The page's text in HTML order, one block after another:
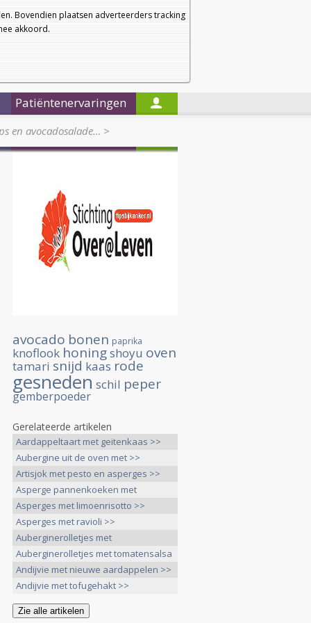
Bovendien plaatsen adverteerders tracking
akkoord.
a
a
Nieuwsbrief
Startpagina
Patiëntenervaringen
en avocadosalade… >
avocado bonen paprika
knoflook honingshoyu oven
tamari snijd kaas rode
gesneden schil peper
gemberpoeder
Gerelateerde artikelen
Aardappeltaart met geitenkaas >>
Aubergine uit de oven met >>
Artisjok met pesto en asperges >>
Asperge pannenkoeken met
bieslooksaus >>
Asperges met limoenrisotto >>
Asperges met ravioli >>
Auberginerolletjes met
Hazelnotentapenade >>
Auberginerolletjes met tomatensalsa
>>
Andijvie met nieuwe aardappelen >>
Andijvie met tofugehakt >>